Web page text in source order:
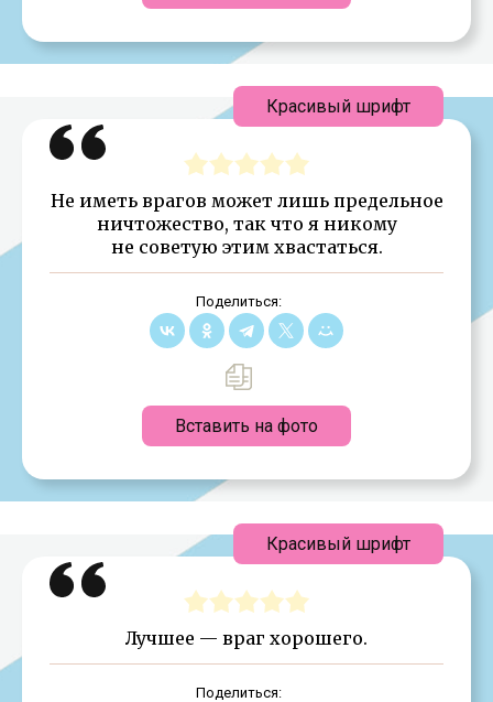
Не иметь врагов может лишь предельное
ничтожество, так что я никому
не советую этим хвастаться.
Поделиться:
Вставить на фото
Красивый шрифт
Лучшее — враг хорошего.
Поделиться:
Красивый шрифт